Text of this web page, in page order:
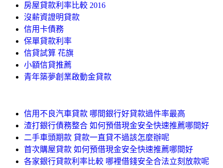
房屋貸款利率比較 2016
沒薪資證明貸款
信用卡債務
保單貸款利率
信貸試算 花旗
小額信貸推薦
青年築夢創業啟動金貸款
信用不良汽車貸款 哪間銀行好貸款過件率最高
渣打銀行債務整合 如何預借現金安全快速推薦哪間好
二手車頭期款 貸款一直貸不過該怎麼辦呢
首次購屋貸款 如何預借現金安全快速推薦哪間好
各家銀行貸款利率比較 哪裡借錢安全合法立刻放款呢